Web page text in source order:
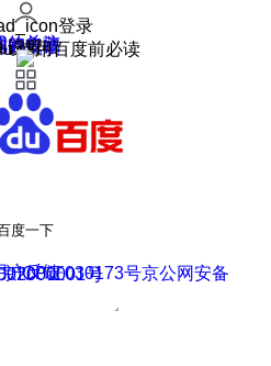
登录
的关注
的收藏
肤中心
户反馈
设置
使用百度前必读
度一下
户反馈
ICP证030173号
11000002000001号